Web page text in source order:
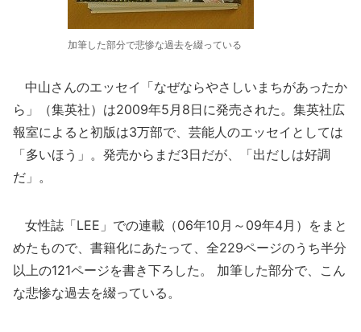
加筆した部分で悲惨な過去を綴っている
中山さんのエッセイ「なぜならやさしいまちがあったか
ら」（集英社）は2009年5月8日に発売された。集英社広
報室によると初版は3万部で、芸能人のエッセイとしては
「多いほう」。発売からまだ3日だが、「出だしは好調
だ」。
女性誌「LEE」での連載（06年10月～09年4月）をまと
めたもので、書籍化にあたって、全229ページのうち半分
以上の121ページを書き下ろした。 加筆した部分で、こん
な悲惨な過去を綴っている。